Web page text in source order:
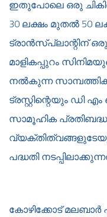
ഇതുപോലെ ഒരു
30 ലക്ഷം മുതല്‍ 50
ട്രാന്‍സ്പ്ലാന്റിന്
മാളികപ്പുറം
നല്‍കുന്ന സാമ്പത്തിക
ട്രസ്റ്റിന്റെയും ഡി
സാമൂഹിക
പദ്ധതി
കോഴിക്കോട് മലബാര്‍